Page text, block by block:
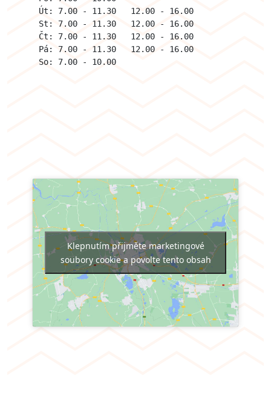
Út: 7.00 - 11.30   12.00 - 16.00
St: 7.00 - 11.30   12.00 - 16.00
Čt: 7.00 - 11.30   12.00 - 16.00
Pá: 7.00 - 11.30   12.00 - 16.00
So: 7.00 - 10.00
Klepnutím přijměte marketingové
soubory cookie a povolte tento obsah